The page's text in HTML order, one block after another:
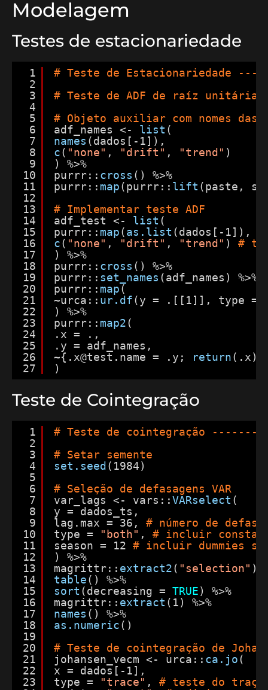
Modelagem
Testes de estacionariedade
1
2
3
4
5
6
7
8
9
10
11
12
13
14
15
16
17
18
19
20
21
22
23
24
25
26
27
# Teste de Estacionariedade
# Teste de ADF de raíz unitária
# Objeto auxiliar com nomes
adf_names <- list (
names (dados[-1]),
c( "none" , "drift" , "trend" )
) %>%
purrr:: cross () %>%
purrr:: map(purrr:: lift (paste,
# Implementar teste ADF
adf_test <- list (
purrr:: map(as.list (dados[-1]),
c( "none" , "drift" , "trend" ) #
) %>%
purrr:: cross () %>%
purrr:: set_names (adf_names) %>%
purrr:: map(
~urca:: ur.df(y = .[[1]], type =
) %>%
purrr:: map2(
.x = .,
.y = adf_names,
~{.x@test.name = .y;
return(.x)}
)
Teste de Cointegração
1
2
3
4
5
6
7
8
9
10
11
12
13
14
15
16
17
18
19
20
21
22
23
# Teste de cointegração
# Setar semente
set.seed (1984)
# Seleção de defasagens VAR
var_lags <- vars::VARselect (
y = dados_ts,
lag.max = 36, # número de
type =
"both" , # incluir
season = 12 # incluir dummies
) %>%
magrittr:: extract2( "selection" )
table() %>%
sort (decreasing = TRUE) %>%
magrittr:: extract (1) %>%
names () %>%
as.numeric()
# Teste de cointegração de
johansen_vecm <- urca:: ca.jo(
x = dados[-1],
type =
"trace" , # teste do traço